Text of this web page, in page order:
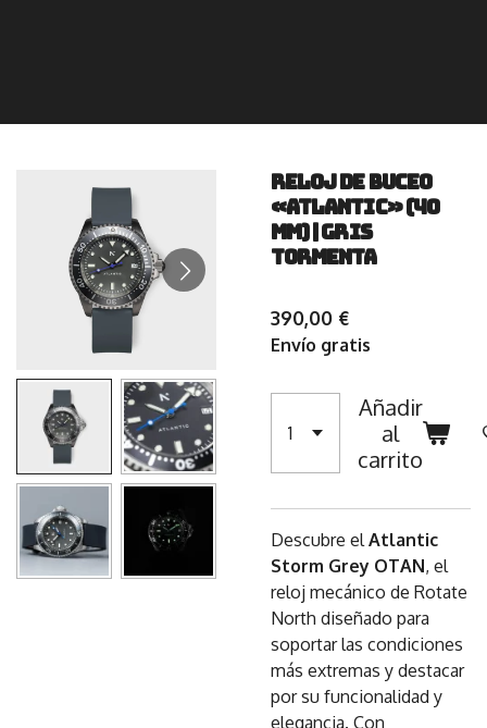
Reloj de buceo
«Atlantic» (40
mm) | Gris
tormenta
390,00 €
Envío gratis
Añadir
al
carrito
Descubre elAtlantic
Storm Grey OTAN, el
reloj mecánico de Rotate
North diseñado para
soportar las condiciones
más extremas y destacar
por su funcionalidad y
elegancia. Con